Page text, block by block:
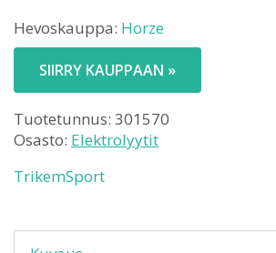
Hevoskauppa: Horze
SIIRRY KAUPPAAN »
Tuotetunnus: 301570
Osasto: Elektrolyytit
TrikemSport